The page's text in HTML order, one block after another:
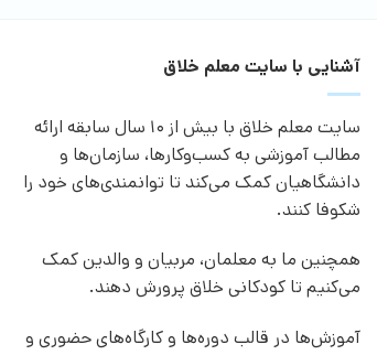
آشنایی با سایت معلم خلاق
سایت معلم خلاق با بیش از 10 سال سابقه ارائه
مطالب آموزشی به کسب‌وکارها، سازمان‌ها و
دانشگاهیان کمک می‌کند تا توانمندی‌های خود را
شکوفا کنند.
همچنین ما به معلمان، مربیان و والدین کمک
می‌کنیم تا کودکانی خلاق پرورش دهند.
آموزش‌ها در قالب دوره‌ها و کارگاه‌های حضوری و